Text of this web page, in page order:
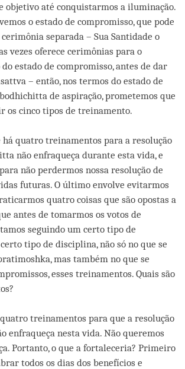
objetivo até conquistarmos a iluminação.
o estado de compromisso, que pode
separada – Sua Santidade o
vezes oferece cerimônias para o
estado de compromisso, antes de dar
– então, nos termos do estado de
de aspiração, prometemos que
os cinco tipos de treinamento.
quatro treinamentos para a resolução
não enfraqueça durante esta vida, e
não perdermos nossa resolução de
futuras. O último envolve evitarmos
quatro coisas que são opostas a
antes de tomarmos os votos de
seguindo um certo tipo de
tipo de disciplina, não só no que se
mas também no que se
esses treinamentos. Quais são
treinamentos para que a resolução
enfraqueça nesta vida. Não queremos
Portanto, o que a fortaleceria? Primeiro
todos os dias dos benefícios e